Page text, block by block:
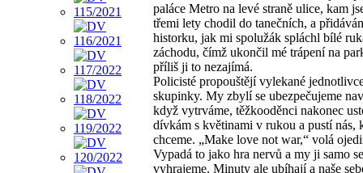
paláce Metro na levé straně ulice, kam
třemi lety chodil do tanečních, a
historku, jak mi spolužák spláchl bílé
záchodu, čímž ukončil mé trápení na
příliš ji to nezajímá.
Policisté propouštějí vylekané
skupinky. My zbylí se ubezpečujeme
když vytrváme, těžkooděnci nakonec
dívkám s květinami v rukou a pustí nás,
chceme. „Make love not war,“ volá
Vypadá to jako hra nervů a my ji samo
vyhrajeme. Minuty ale ubíhají a naše